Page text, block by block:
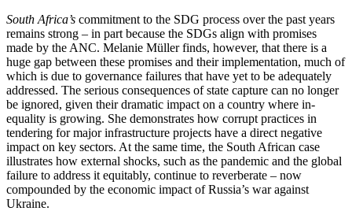
South Africa’s commitment to the SDG process over the past years
remains strong – in part because the SDGs align with promises
made by the ANC. Melanie Müller finds, however, that there is a
huge gap between these promises and their implementation, much of
which is due to governance failures that have yet to be adequately
addressed. The serious con­sequences of state capture can no longer
be ignored, given their dramatic impact on a country where in­
equality is growing. She demonstrates how corrupt prac­tices in
tendering for major infrastructure projects have a direct negative
impact on key sectors. At the same time, the South African case
illustrates how external shocks, such as the pandemic and the global
failure to address it equitably, continue to reverberate – now
compounded by the economic impact of Russia’s war against
Ukraine.